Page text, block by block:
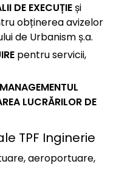
DE EXECUȚIEși
obținerea avizelor
de Urbanism ș.a.
pentru servicii,
MANAGEMENTUL
LUCRĂRILOR DE
TPF Inginerie
aeroportuare,